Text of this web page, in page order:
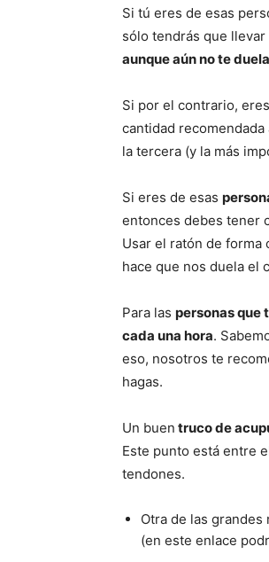
Si tú eres de esas
sólo tendrás que
aunque aún no te
Si por el contrario,
cantidad recomendada
la tercera (y la más
Si eres de esas
entonces debes tener
Usar el ratón de forma
hace que nos duela el
Para las personas que
cada una hora.
eso, nosotros te
hagas.
Un buen truco de
Este punto está entre
tendones.
Otra de las
(en este enlace